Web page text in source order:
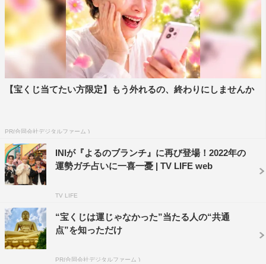
【宝くじ当てたい方限定】もう外れるの、終わりにしませんか
PR(合同会社デジタルファーム )
INIが『よるのブランチ』に再び登場！2022年の
運勢ガチ占いに一喜一憂 | TV LIFE web
TV LIFE
“宝くじは運じゃなかった”当たる人の“共通
点”を知っただけ
PR(合同会社デジタルファーム )